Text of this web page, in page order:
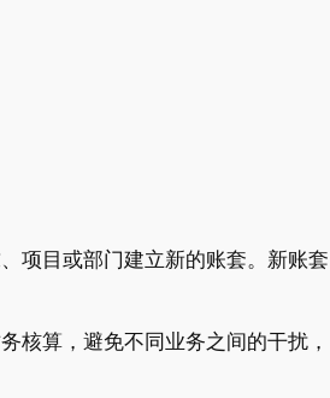
项目或部门建立新的账套。新账套
核算，避免不同业务之间的干扰，